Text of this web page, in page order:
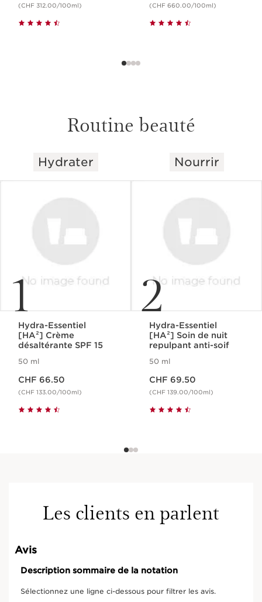
(CHF 312.00/100ml) (CHF 660.00/100ml)
Routine beauté
ALLER AU CONTENU
Hydrater
1
Hydra-Essentiel
[HA²] Crème
désaltérante SPF 15
50 ml
CHF 66.50
(CHF 133.00/100ml)
Nourrir
2
Hydra-Essentiel
[HA²] Soin de nuit
repulpant anti-soif
50 ml
CHF 69.50
(CHF 139.00/100ml)
Les clients en parlent